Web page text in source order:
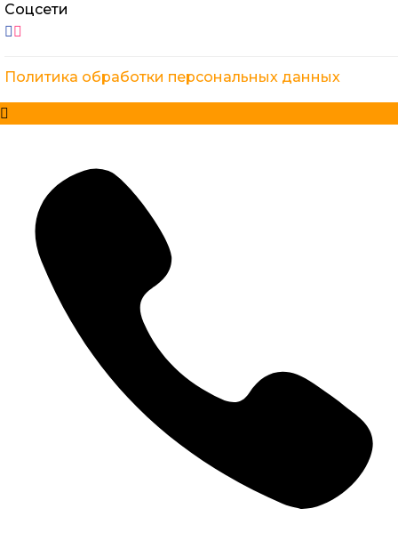
Соцсети
Политика обработки персональных данных